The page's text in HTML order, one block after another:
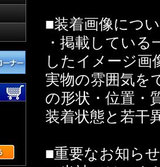
■装着画像につ
・掲載してい
したイメージ画
実物の雰囲気を
の形状・位置・
装着状態と若干
■重要なお知らせ